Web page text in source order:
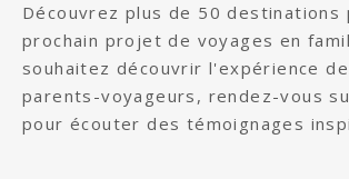
Découvrez plus de 50 destinations
prochain projet de voyages en
souhaitez découvrir l'expérience
parents-voyageurs, rendez-vous
pour écouter des témoignages